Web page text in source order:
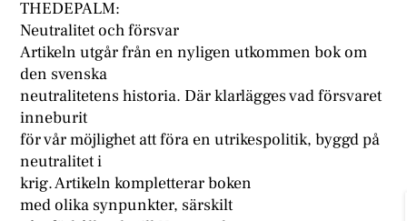
THEDEPALM:
Neutralitet och försvar
Artikeln utgår från en nyligen utkommen bok om
den svenska
neutralitetens historia. Där klarlägges vad försvaret
inneburit
för vår möjlighet att föra en utrikespolitik, byggd på
neutralitet i
krig. Artikeln kompletterar boken
med olika synpunkter, särskilt